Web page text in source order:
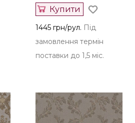
Купити
1445 грн/рул. Під
замовлення термін
поставки до 1,5 міс.